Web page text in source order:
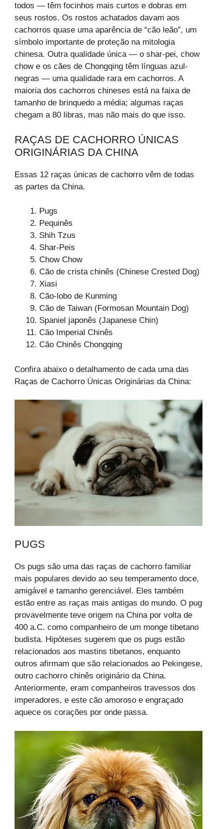
todos — têm focinhos mais curtos e dobras em
seus rostos. Os rostos achatados davam aos
cachorros quase uma aparência de “cão leão”, um
símbolo importante de proteção na mitologia
chinesa. Outra qualidade única — o shar-pei, chow
chow e os cães de Chongqing têm línguas azul-
negras — uma qualidade rara em cachorros. A
maioria dos cachorros chineses está na faixa de
tamanho de brinquedo a média; algumas raças
chegam a 80 libras, mas não mais do que isso.
RAÇAS DE CACHORRO ÚNICAS
ORIGINÁRIAS DA CHINA
Essas 12 raças únicas de cachorro vêm de todas
as partes da China.
Pugs
Pequinês
Shih Tzus
Shar-Peis
Chow Chow
Cão de crista chinês (Chinese Crested Dog)
Xiasi
Cão-lobo de Kunming
Cão de Taiwan (Formosan Mountain Dog)
Spaniel japonês (Japanese Chin)
Cão Imperial Chinês
Cão Chinês Chongqing
Confira abaixo o detalhamento de cada uma das
Raças de Cachorro Únicas Originárias da China:
PUGS
Os pugs são uma das raças de cachorro familiar
mais populares devido ao seu temperamento doce,
amigável e tamanho gerenciável. Eles também
estão entre as raças mais antigas do mundo. O pug
provavelmente teve origem na China por volta de
400 a.C. como companheiro de um monge tibetano
budista. Hipóteses sugerem que os pugs estão
relacionados aos mastins tibetanos, enquanto
outros afirmam que são relacionados ao Pekingese,
outro cachorro chinês originário da China.
Anteriormente, eram companheiros travessos dos
imperadores, e este cão amoroso e engraçado
aquece os corações por onde passa.